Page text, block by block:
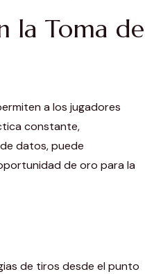
la Toma de
a los jugadores
constante,
datos, puede
de oro para la
de tiros desde el punto